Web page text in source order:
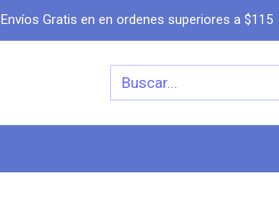
Envíos Gratis en en ordenes superiores a $115